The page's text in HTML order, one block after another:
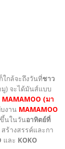
ใกล้จะถึงวันที่ชาว
) จะได้มันส์แบบ
MAMAMOO (มา
งาน MAMAMOO
นในวันอาทิตย์ที่
สร้างสรรค์และกา
และ KOKO